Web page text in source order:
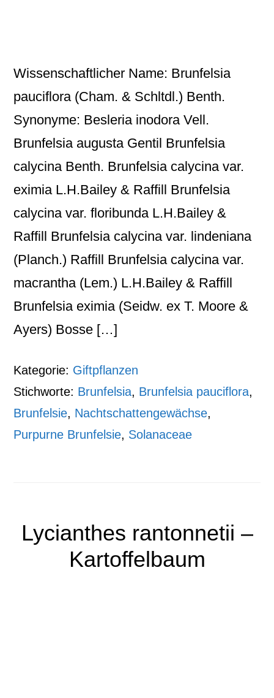
Wissenschaftlicher Name: Brunfelsia
pauciflora (Cham. & Schltdl.) Benth.
Synonyme: Besleria inodora Vell.
Brunfelsia augusta Gentil Brunfelsia
calycina Benth. Brunfelsia calycina var.
eximia L.H.Bailey & Raffill Brunfelsia
calycina var. floribunda L.H.Bailey &
Raffill Brunfelsia calycina var. lindeniana
(Planch.) Raffill Brunfelsia calycina var.
macrantha (Lem.) L.H.Bailey & Raffill
Brunfelsia eximia (Seidw. ex T. Moore &
Ayers) Bosse […]
Kategorie: Giftpflanzen
Stichworte: Brunfelsia, Brunfelsia pauciflora,
Brunfelsie, Nachtschattengewächse,
Purpurne Brunfelsie, Solanaceae
Lycianthes rantonnetii –
Kartoffelbaum